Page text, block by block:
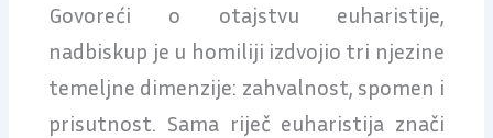
Govoreći o otajstvu euharistije,
nadbiskup je u homiliji izdvojio tri njezine
temeljne dimenzije: zahvalnost, spomen i
prisutnost. Sama riječ euharistija znači